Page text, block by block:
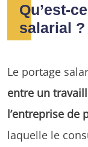
Qu’est-
salarial ?
Le portage
entre un
l’entreprise de
laquelle le